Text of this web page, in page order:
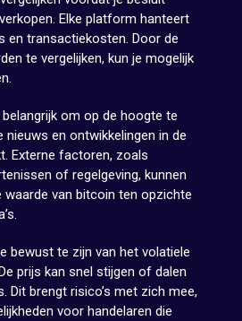
Elke platform hanteert
en transactiekosten. Door de
te vergelijken, kun je mogelijk
om op de hoogte te
nieuws en ontwikkelingen in de
Externe factoren, zoals
of regelgeving, kunnen
waarde van bitcoin ten opzichte
bewust te zijn van het volatiele
prijs kan snel stijgen of dalen
Dit brengt risico’s met zich mee,
voor handelaren die